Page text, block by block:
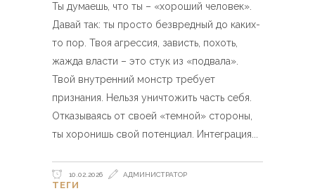
Ты думаешь, что ты – «хороший человек».
Давай так: ты просто безвредный до каких-
то пор. Твоя агрессия, зависть, похоть,
жажда власти – это стук из «подвала».
Твой внутренний монстр требует
признания. Нельзя уничтожить часть себя.
Отказываясь от своей «темной» стороны,
ты хоронишь свой потенциал. Интеграция
10.02.2026 АДМИНИСТРАТОР
ТЕГИ